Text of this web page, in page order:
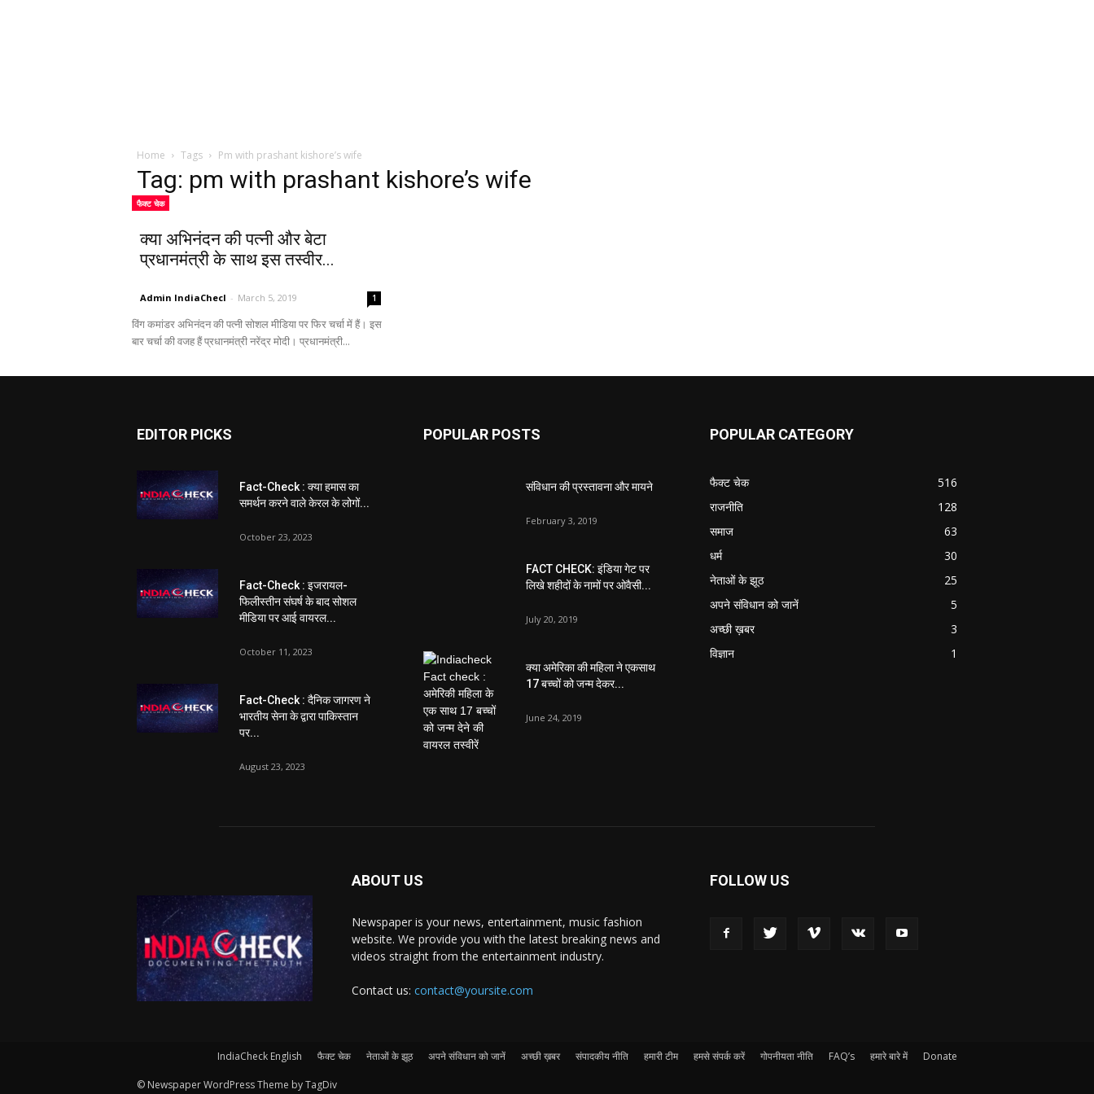
Home Tags Pm with prashant kishore’s wife
Tag: pm with prashant kishore’s wife
फैक्ट चेक
क्या अभिनंदन की पत्नी और बेटा
प्रधानमंत्री के साथ इस तस्वीर...
Admin IndiaChecl - March 5, 2019 1
विंग कमांडर अभिनंदन की पत्नी सोशल मीडिया पर फिर चर्चा में हैं। इस
बार चर्चा की वजह हैं प्रधानमंत्री नरेंद्र मोदी। प्रधानमंत्री...
EDITOR PICKS
Fact-Check : क्या हमास का
समर्थन करने वाले केरल के लोगों...
October 23, 2023
Fact-Check : इजरायल-
फिलीस्तीन संघर्ष के बाद सोशल
मीडिया पर आई वायरल...
October 11, 2023
Fact-Check : दैनिक जागरण ने
भारतीय सेना के द्वारा पाकिस्तान
पर...
August 23, 2023
POPULAR POSTS
संविधान की प्रस्तावना और मायने
February 3, 2019
FACT CHECK: इंडिया गेट पर
लिखे शहीदों के नामों पर ओवैसी...
July 20, 2019
क्या अमेरिका की महिला ने एकसाथ
17 बच्चों को जन्म देकर...
June 24, 2019
POPULAR CATEGORY
फैक्ट चेक
516
राजनीति
128
समाज
63
धर्म
30
नेताओं के झूठ
25
अपने संविधान को जानें
5
अच्छी ख़बर
3
विज्ञान
1
ABOUT US
Newspaper is your news, entertainment, music fashion
website. We provide you with the latest breaking news and
videos straight from the entertainment industry.
Contact us: contact@yoursite.com
FOLLOW US
IndiaCheck English फैक्ट चेक नेताओं के झूठ अपने संविधान को जानें अच्छी ख़बर संपादकीय नीति हमारी टीम हमसे संपर्क करें गोपनीयता नीति FAQ’s हमारे बारे में Donate
© Newspaper WordPress Theme by TagDiv